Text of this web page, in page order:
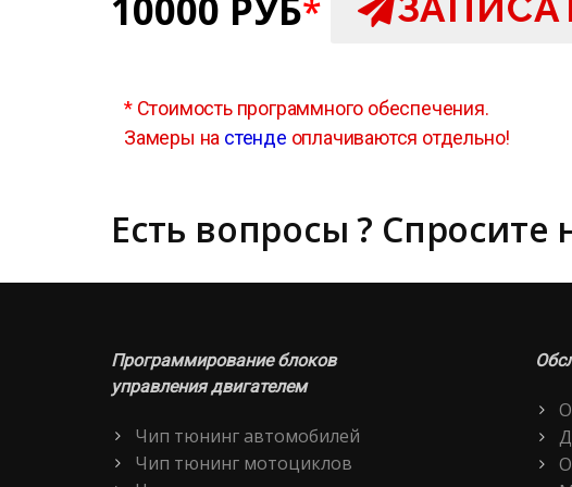
*
*Стоимость программного обеспечения.
Замеры на стенде оплачиваются отдельно!
Есть вопросы ? Спросите
Программирование блоков
управления двигателем
Чип тюнинг автомобилей
Чип тюнинг мотоциклов